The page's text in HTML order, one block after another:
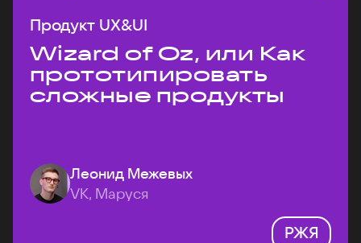
Продукт UX&UI
Wizard of Oz, или Как
прототипировать
сложные продукты
Леонид Межевых
VK, Маруся
РЖЯ